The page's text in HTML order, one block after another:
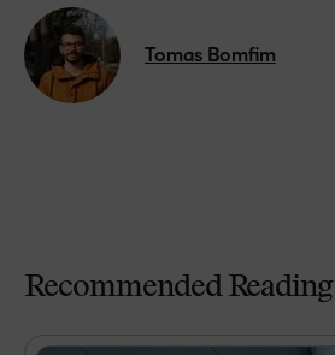
Tomas Bomfim
Recommended Reading